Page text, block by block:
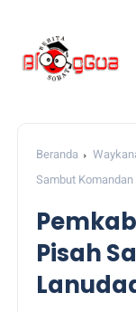
Beranda
Sambut
Pisah